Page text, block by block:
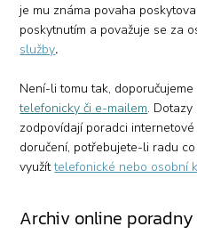
je mu známa povaha
poskytnutím a považuje se za
služby.
Není-li tomu tak,
telefonicky či e-mailem.
zodpovídají poradci
doručení, potřebujete-li radu
využít telefonické nebo osobní
Archiv online poradny